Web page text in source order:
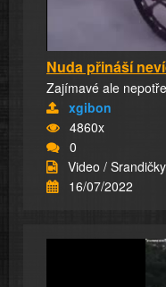
Nuda přináší
Zajímavé ale
xgibon
4860x
0
Video / Srandičky
16/07/2022